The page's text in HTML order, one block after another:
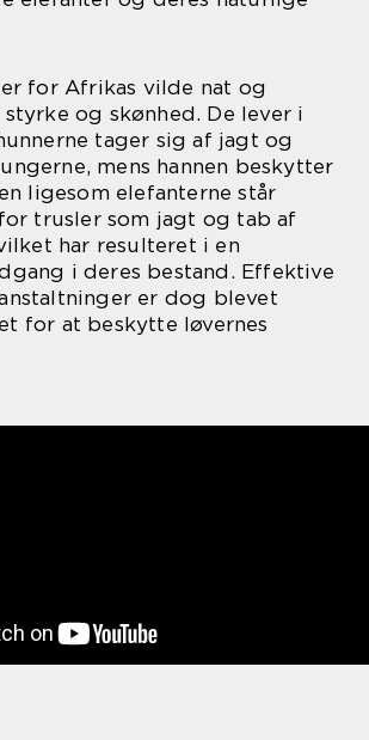
for Afrikas vilde nat og
og skønhed. De lever i
tager sig af jagt og
mens hannen beskytter
ligesom elefanterne står
trusler som jagt og tab af
har resulteret i en
i deres bestand. Effektive
er dog blevet
for at beskytte løvernes